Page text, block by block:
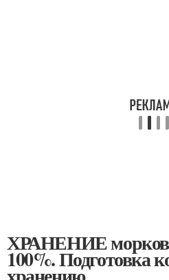
ХРАНЕНИЕ
100%. Подготовка